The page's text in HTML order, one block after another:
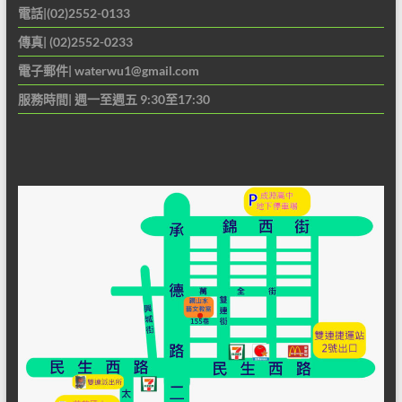
電話|(02)2552-0133
傳真| (02)2552-0233
電子郵件| waterwu1@gmail.com
服務時間| 週一至週五 9:30至17:30